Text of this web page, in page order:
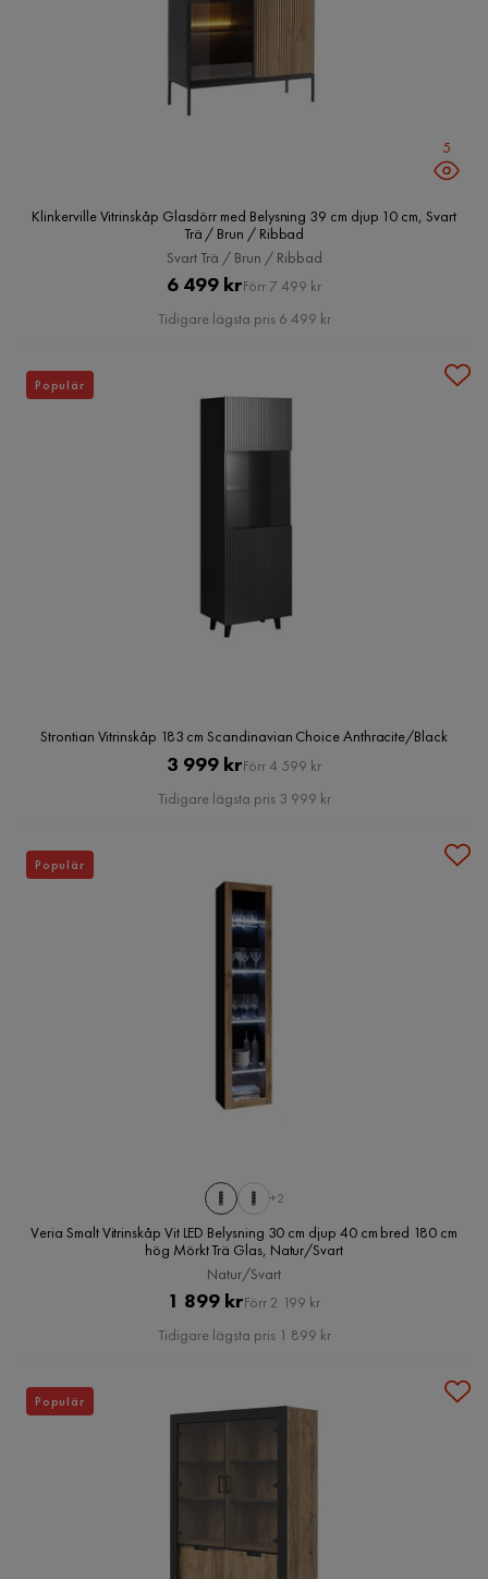
5
Klinkerville Vitrinskåp Glasdörr med Belysning 39 cm djup 10 cm, Svart
Trä / Brun / Ribbad
Svart Trä / Brun / Ribbad
Pris
6 499 krOriginal
Pris
Förr 7 499 kr
Tidigare lägsta pris 6 499 kr
Strontian Vitrinskåp 183 cm Scandinavian Choice Anthracite/Black
Pris
3 999 krOriginal
Pris
Förr 4 599 kr
Tidigare lägsta pris 3 999 kr
Populär
+2
Veria Smalt Vitrinskåp Vit LED Belysning 30 cm djup 40 cm bred 180 cm
hög Mörkt Trä Glas, Natur/Svart
Natur/Svart
Pris
1 899 krOriginal
Pris
Förr 2 199 kr
Tidigare lägsta pris 1 899 kr
Populär
Populär